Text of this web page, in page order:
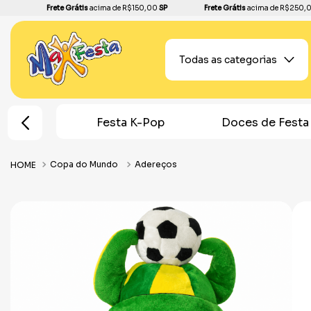
Frete Grátisacima de R$150,00 SP Frete Grátisacima de
Todas as categorias
Aranha Festa K-Pop Doces de Festa
Copa do Mundo Adereços